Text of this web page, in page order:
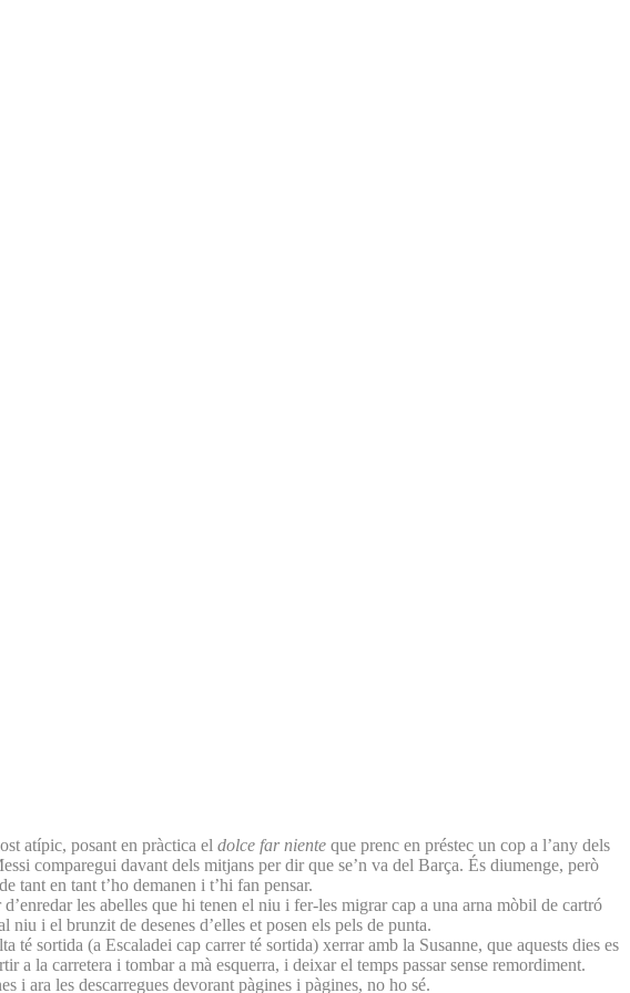
atípic, posant en pràctica el dolce far niente que prenc en préstec un cop a l’any dels
comparegui davant dels mitjans per dir que se’n va del Barça. És diumenge, però
tant en tant t’ho demanen i t’hi fan pensar.
les abelles que hi tenen el niu i fer-les migrar cap a una arna mòbil de cartró
i el brunzit de desenes d’elles et posen els pels de punta.
sortida (a Escaladei cap carrer té sortida) xerrar amb la Susanne, que aquests dies es
a la carretera i tombar a mà esquerra, i deixar el temps passar sense remordiment.
i ara les descarregues devorant pàgines i pàgines, no ho sé.